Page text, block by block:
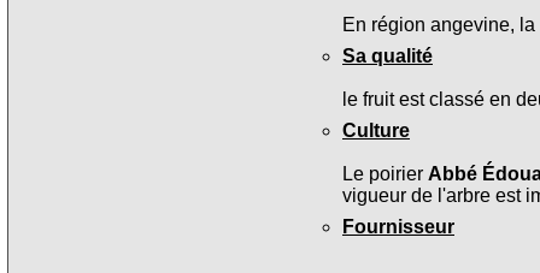
En région angevine,
Sa qualité
le fruit est classé en
Culture
Le poirier Abbé
vigueur de l'arbre est
Fournisseur